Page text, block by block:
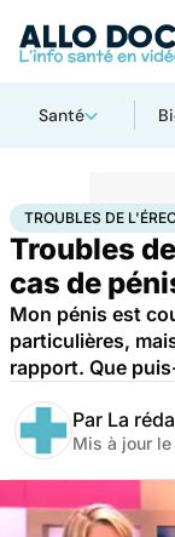
Santé
AccueilSantéTroubles
TROUBLES DE
Troubles
cas de
Mon pénis est
particulières,
rapport. Que
Par La
Mis à jour le